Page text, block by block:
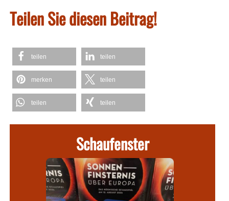
Teilen Sie diesen Beitrag!
teilen teilen
merken teilen
teilen teilen
Schaufenster